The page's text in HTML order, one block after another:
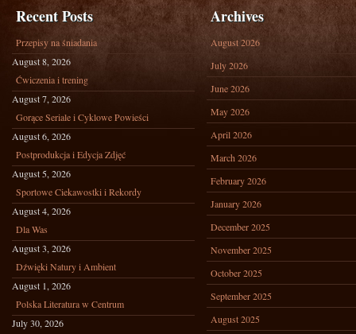
Recent Posts
Przepisy na śniadania
August 8, 2026
Ćwiczenia i trening
August 7, 2026
Gorące Seriale i Cyklowe Powieści
August 6, 2026
Postprodukcja i Edycja Zdjęć
August 5, 2026
Sportowe Ciekawostki i Rekordy
August 4, 2026
Dla Was
August 3, 2026
Dźwięki Natury i Ambient
August 1, 2026
Polska Literatura w Centrum
July 30, 2026
Archives
August 2026
July 2026
June 2026
May 2026
April 2026
March 2026
February 2026
January 2026
December 2025
November 2025
October 2025
September 2025
August 2025